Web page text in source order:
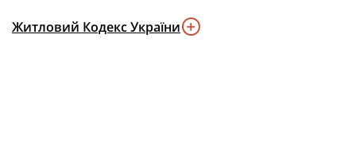
Житловий Кодекс України